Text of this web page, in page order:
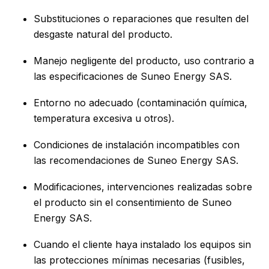
Substituciones o reparaciones que resulten del
desgaste natural del producto.
Manejo negligente del producto, uso contrario a
las especificaciones de Suneo Energy SAS.
Entorno no adecuado (contaminación química,
temperatura excesiva u otros).
Condiciones de instalación incompatibles con
las recomendaciones de Suneo Energy SAS.
Modificaciones, intervenciones realizadas sobre
el producto sin el consentimiento de Suneo
Energy SAS.
Cuando el cliente haya instalado los equipos sin
las protecciones mínimas necesarias (fusibles,